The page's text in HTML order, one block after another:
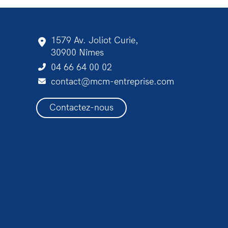
1579 Av. Joliot Curie,
30900 Nîmes
04 66 64 00 02
contact@mcm-entreprise.com
Contactez-nous